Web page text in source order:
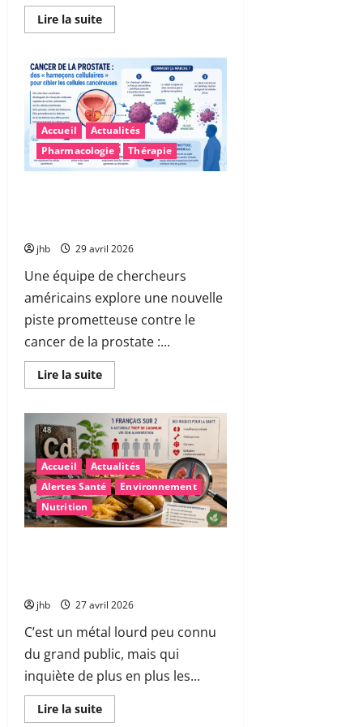
Lire la suiteEn
savoir
Une
découverte
majeure
sur
l’effet
placebo
:
quand
le
cerveau
Accueil
Actualités
Pharmacologie
Thérapie
jhb 29 avril 2026
Une équipe de chercheurs
américains explore une nouvelle
piste prometteuse contre le
cancer de la prostate :...
Lire la suiteEn
savoir
Cancer
de
la
prostate
:
des
«
hameçons
cellulaires
»
Accueil
Actualités
Alertes Santé
Environnement
Nutrition
jhb 27 avril 2026
C’est un métal lourd peu connu
du grand public, mais qui
inquiète de plus en plus les...
Lire la suiteEn
savoir